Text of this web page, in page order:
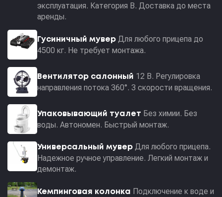
эксплуатация. Категория В. Доставка до места
аренды.
Гусиничный мувер Для любого прицепа до
4500 кг. Не требует монтажа.
Вентилятор салонный 12 В. Регулировка
направления потока 360°. 3 скорости вращения.
Упаковывающий туалет Без химии. Без
воды. Автономен. Быстрый монтаж.
Универсальный мувер Для любого прицепа.
Надежное ручное управление. Легкий монтаж и
демонтаж.
Кемпинговая колонка Подключение к воде и